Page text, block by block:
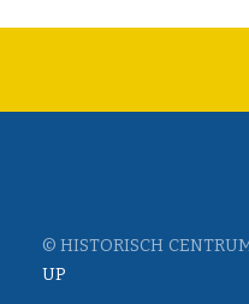
© HISTORISCH
UP